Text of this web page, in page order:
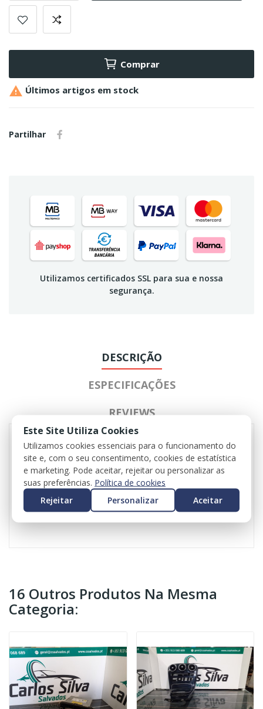
Comprar
 Últimos artigos em stock
Partilhar
Utilizamos certificados SSL para sua e nossa
segurança.
DESCRIÇÃO
ESPECIFICAÇÕES
REVIEWS
Audi A3 para ser vendido às peças
Versão S line
O valor do iva está incluído nas peças
O valor do transporte não está incluído
Peça o seu orçamento
16 Outros Produtos Na Mesma
Categoria:
Este Site Utiliza Cookies
Utilizamos cookies essenciais para o funcionamento do
site e, com o seu consentimento, cookies de estatística
e marketing. Pode aceitar, rejeitar ou personalizar as
suas preferências. Política de cookies
Rejeitar
Personalizar Aceitar